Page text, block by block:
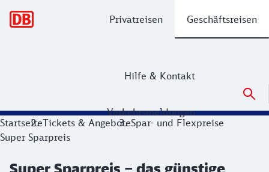
Privatreisen Geschäftsreisen
Hilfe & Kontakt
Verkehrsmeldungen
Super Sparpreis – das günstige
Reisen Sie klimafreundlich und preisgünstig zu Ihrem
StartseiteTickets & AngeboteSpar- und Flexpreise
Super Sparpreis
Super Sparpreis – das günstige